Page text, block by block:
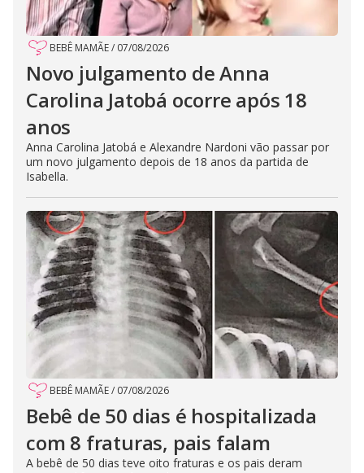
BEBÊ MAMÃE/ 07/08/2026
Novo julgamento de Anna
Carolina Jatobá ocorre após 18
anos
Anna Carolina Jatobá e Alexandre Nardoni vão passar por
um novo julgamento depois de 18 anos da partida de
Isabella.
BEBÊ MAMÃE/ 07/08/2026
Bebê de 50 dias é hospitalizada
com 8 fraturas, pais falam
A bebê de 50 dias teve oito fraturas e os pais deram